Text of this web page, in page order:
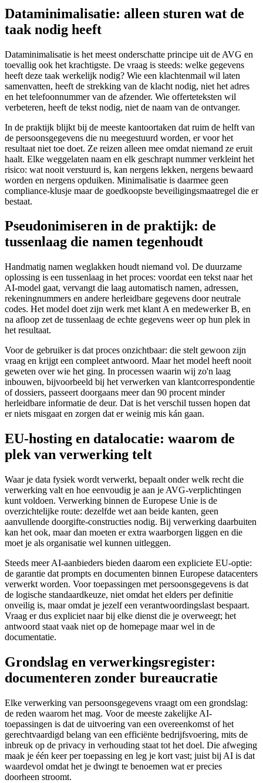
Dataminimalisatie: alleen sturen wat de
taak nodig heeft
Dataminimalisatie is het meest onderschatte principe uit de AVG en
toevallig ook het krachtigste. De vraag is steeds: welke gegevens
heeft deze taak werkelijk nodig? Wie een klachtenmail wil laten
samenvatten, heeft de strekking van de klacht nodig, niet het adres
en het telefoonnummer van de afzender. Wie offerteteksten wil
verbeteren, heeft de tekst nodig, niet de naam van de ontvanger.
In de praktijk blijkt bij de meeste kantoortaken dat ruim de helft van
de persoonsgegevens die nu meegestuurd worden, er voor het
resultaat niet toe doet. Ze reizen alleen mee omdat niemand ze eruit
haalt. Elke weggelaten naam en elk geschrapt nummer verkleint het
risico: wat nooit verstuurd is, kan nergens lekken, nergens bewaard
worden en nergens opduiken. Minimalisatie is daarmee geen
compliance-klusje maar de goedkoopste beveiligingsmaatregel die er
bestaat.
Pseudonimiseren in de praktijk: de
tussenlaag die namen tegenhoudt
Handmatig namen weglakken houdt niemand vol. De duurzame
oplossing is een tussenlaag in het proces: voordat een tekst naar het
AI-model gaat, vervangt die laag automatisch namen, adressen,
rekeningnummers en andere herleidbare gegevens door neutrale
codes. Het model doet zijn werk met klant A en medewerker B, en
na afloop zet de tussenlaag de echte gegevens weer op hun plek in
het resultaat.
Voor de gebruiker is dat proces onzichtbaar: die stelt gewoon zijn
vraag en krijgt een compleet antwoord. Maar het model heeft nooit
geweten over wie het ging. In processen waarin wij zo'n laag
inbouwen, bijvoorbeeld bij het verwerken van klantcorrespondentie
of dossiers, passeert doorgaans meer dan 90 procent minder
herleidbare informatie de deur. Dat is het verschil tussen hopen dat
er niets misgaat en zorgen dat er weinig mis kán gaan.
EU-hosting en datalocatie: waarom de
plek van verwerking telt
Waar je data fysiek wordt verwerkt, bepaalt onder welk recht die
verwerking valt en hoe eenvoudig je aan je AVG-verplichtingen
kunt voldoen. Verwerking binnen de Europese Unie is de
overzichtelijke route: dezelfde wet aan beide kanten, geen
aanvullende doorgifte-constructies nodig. Bij verwerking daarbuiten
kan het ook, maar dan moeten er extra waarborgen liggen en die
moet je als organisatie wel kunnen uitleggen.
Steeds meer AI-aanbieders bieden daarom een expliciete EU-optie:
de garantie dat prompts en documenten binnen Europese datacenters
verwerkt worden. Voor toepassingen met persoonsgegevens is dat
de logische standaardkeuze, niet omdat het elders per definitie
onveilig is, maar omdat je jezelf een verantwoordingslast bespaart.
Vraag er dus expliciet naar bij elke dienst die je overweegt; het
antwoord staat vaak niet op de homepage maar wel in de
documentatie.
Grondslag en verwerkingsregister:
documenteren zonder bureaucratie
Elke verwerking van persoonsgegevens vraagt om een grondslag:
de reden waarom het mag. Voor de meeste zakelijke AI-
toepassingen is dat de uitvoering van een overeenkomst of het
gerechtvaardigd belang van een efficiënte bedrijfsvoering, mits de
inbreuk op de privacy in verhouding staat tot het doel. Die afweging
maak je één keer per toepassing en leg je kort vast; juist bij AI is dat
waardevol omdat het je dwingt te benoemen wat er precies
doorheen stroomt.